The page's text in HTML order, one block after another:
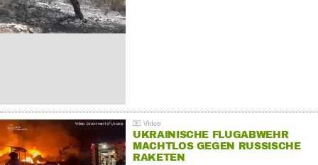
UKRAINISCHE FLUGABWEHR
MACHTLOS GEGEN RUSSISCHE
RAKETEN